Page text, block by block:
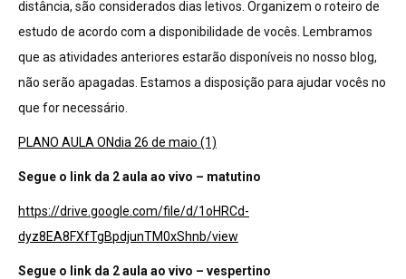
distância, são considerados dias letivos. Organizem o roteiro de
estudo de acordo com a disponibilidade de vocês. Lembramos
que as atividades anteriores estarão disponíveis no nosso blog,
não serão apagadas. Estamos a disposição para ajudar vocês no
que for necessário.
PLANO AULA ONdia 26 de maio (1)
Segue o link da 2 aula ao vivo – matutino
https://drive.google.com/file/d/1oHRCd-
dyz8EA8FXfTgBpdjunTM0xShnb/view
Segue o link da 2 aula ao vivo – vespertino